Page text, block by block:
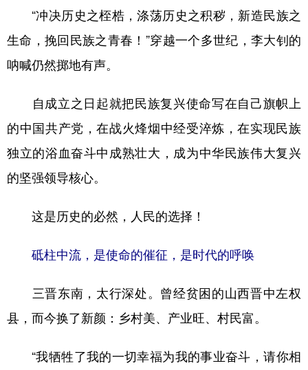
“冲决历史之桎梏，涤荡历史之积秽，新造民族之
生命，挽回民族之青春！”穿越一个多世纪，李大钊的
呐喊仍然掷地有声。
自成立之日起就把民族复兴使命写在自己旗帜上
的中国共产党，在战火烽烟中经受淬炼，在实现民族
独立的浴血奋斗中成熟壮大，成为中华民族伟大复兴
的坚强领导核心。
这是历史的必然，人民的选择！
砥柱中流，是使命的催征，是时代的呼唤
三晋东南，太行深处。曾经贫困的山西晋中左权
县，而今换了新颜：乡村美、产业旺、村民富。
“我牺牲了我的一切幸福为我的事业奋斗，请你相